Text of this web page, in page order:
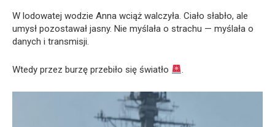
W lodowatej wodzie Anna wciąż walczyła. Ciało słabło, ale
umysł pozostawał jasny. Nie myślała o strachu — myślała o
danych i transmisji.
Wtedy przez burzę przebiło się światło .